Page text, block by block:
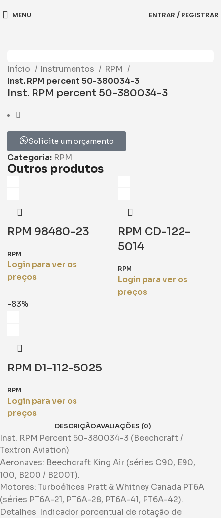
MENU ENTRAR / REGISTRAR
Início Instrumentos
RPM
Inst. RPM percent 50-380034-3
Inst. RPM percent 50-380034-3
Solicite um orçamento
Categoria: RPM
Outros produtos
RPM 98480-23
RPM
Login para ver os
preços
RPM CD-122-
5014
RPM
Login para ver os
preços
-83%
RPM D1-112-5025
RPM
Login para ver os
preços
DESCRIÇÃOAVALIAÇÕES (0)
​Inst. RPM Percent 50-380034-3 (Beechcraft /
Textron Aviation)
​Aeronaves: Beechcraft King Air (séries C90, E90,
100, B200 / B200T).
​Motores: Turboélices Pratt & Whitney Canada PT6A
(séries PT6A-21, PT6A-28, PT6A-41, PT6A-42).
​Detalhes: Indicador porcentual de rotação de